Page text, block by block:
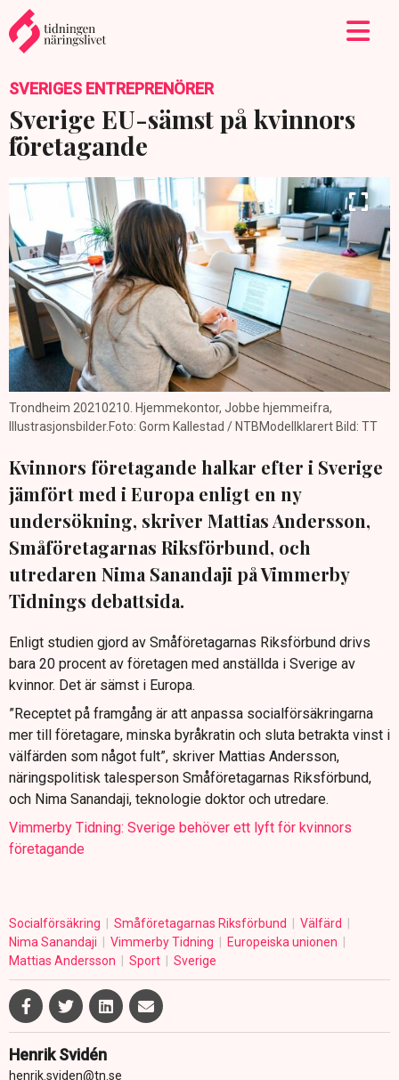
SVERIGES ENTREPRENÖRER
Sverige EU-sämst på kvinnors
företagande
Trondheim 20210210. Hjemmekontor, Jobbe hjemmeifra,
Illustrasjonsbilder.Foto: Gorm Kallestad / NTBModellklarert Bild: TT
Kvinnors företagande halkar efter i Sverige
jämfört med i Europa enligt en ny
undersökning, skriver Mattias Andersson,
Småföretagarnas Riksförbund, och
utredaren Nima Sanandaji på Vimmerby
Tidnings debattsida.
Enligt studien gjord av Småföretagarnas Riksförbund drivs
bara 20 procent av företagen med anställda i Sverige av
kvinnor. Det är sämst i Europa.
”Receptet på framgång är att anpassa socialförsäkringarna
mer till företagare, minska byråkratin och sluta betrakta vinst i
välfärden som något fult”, skriver Mattias Andersson,
näringspolitisk talesperson Småföretagarnas Riksförbund,
och Nima Sanandaji, teknologie doktor och utredare.
Vimmerby Tidning: Sverige behöver ett lyft för kvinnors
företagande
Socialförsäkring Småföretagarnas Riksförbund
Välfärd
Nima Sanandaji
Vimmerby Tidning
Europeiska unionen
Mattias Andersson
Sport Sverige
Henrik Svidén
henrik.sviden@tn.se